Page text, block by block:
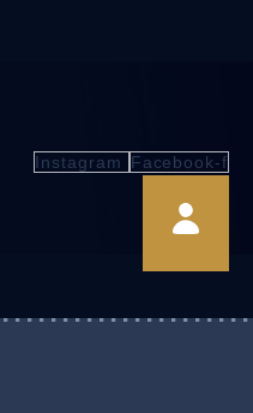
Instagram Facebook-f